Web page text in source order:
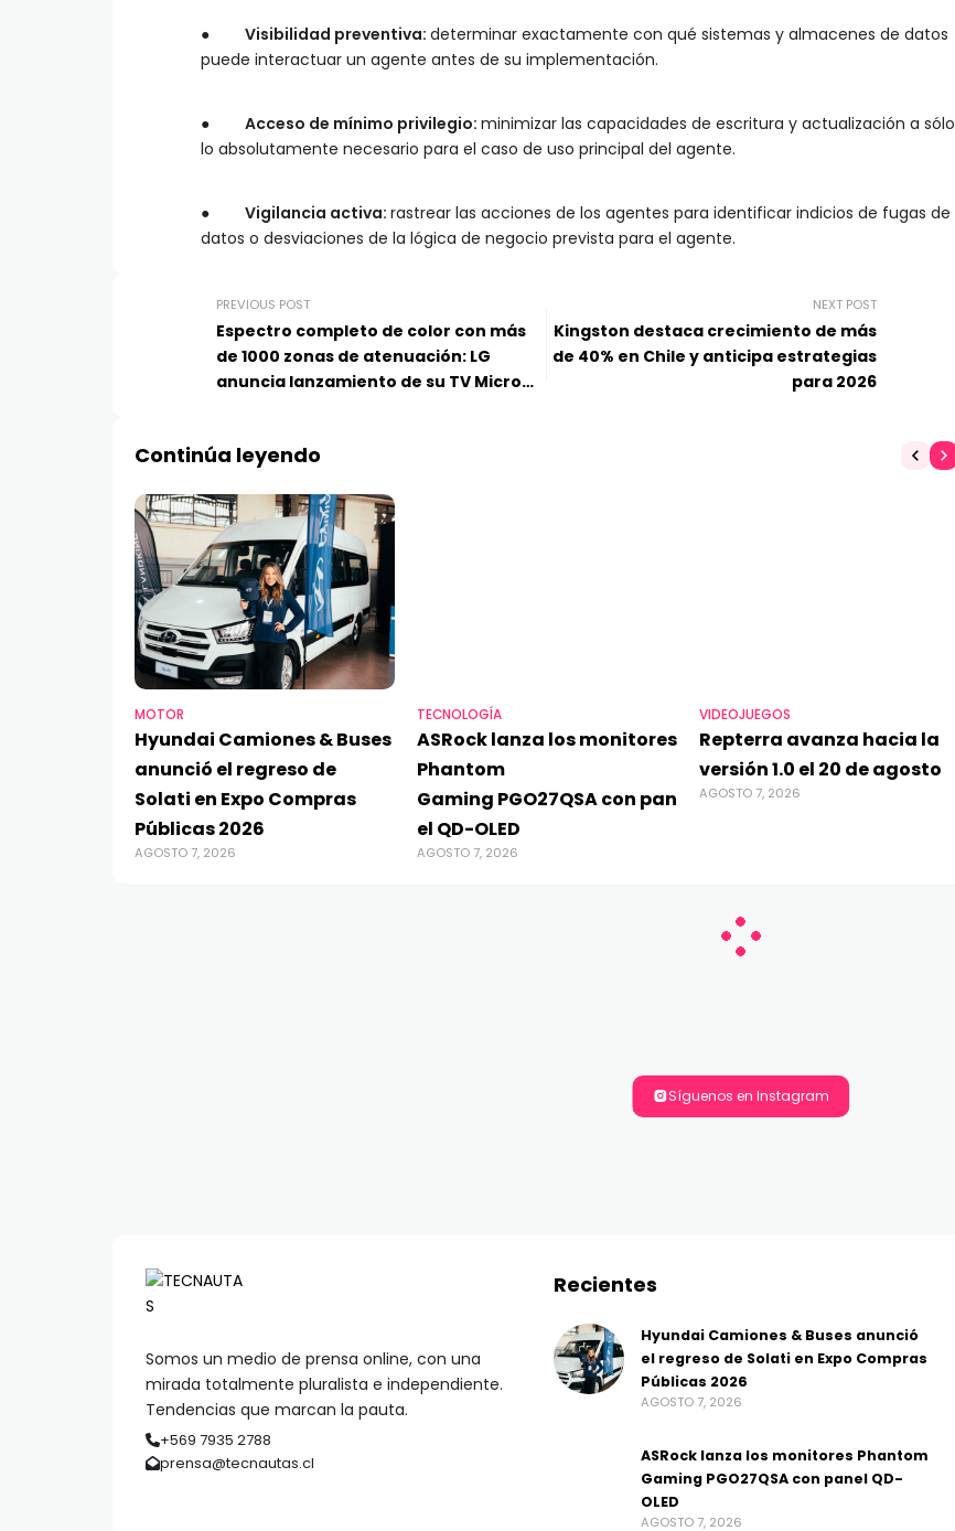
● Visibilidad preventiva: determinar exactamente con qué sistemas y almacenes de datos
puede interactuar un agente antes de su implementación.
● Acceso de mínimo privilegio: minimizar las capacidades de escritura y actualización a sólo
lo absolutamente necesario para el caso de uso principal del agente.
● Vigilancia activa: rastrear las acciones de los agentes para identificar indicios de fugas de
datos o desviaciones de la lógica de negocio prevista para el agente.
PREVIOUS POST
Espectro completo de color con más
de 1000 zonas de atenuación: LG
anuncia lanzamiento de su TV Micro
NEXT POST
Kingston destaca crecimiento de más
de 40% en Chile y anticipa estrategias
para 2026
Continúa leyendo
MOTOR
Hyundai Camiones & Buses
anunció el regreso de
Solati en Expo Compras
Públicas 2026
AGOSTO 7, 2026
TECNOLOGÍA
ASRock lanza los monitores
Phantom
Gaming PGO27QSA con pan
el QD-OLED
AGOSTO 7, 2026
VIDEOJUEGOS
Repterra avanza hacia la
versión 1.0 el 20 de agosto
AGOSTO 7, 2026
Síguenos en Instagram
Somos un medio de prensa online, con una
mirada totalmente pluralista e independiente.
Tendencias que marcan la pauta.
+569 7935 2788
prensa@tecnautas.cl
Recientes
Hyundai Camiones & Buses anunció
el regreso de Solati en Expo Compras
Públicas 2026
AGOSTO 7, 2026
ASRock lanza los monitores Phantom
Gaming PGO27QSA con panel QD-
OLED
AGOSTO 7, 2026